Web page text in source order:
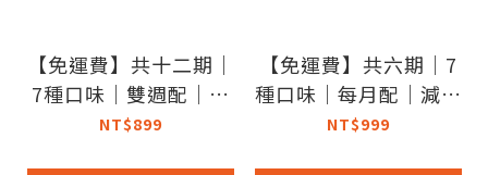
【免運費】共十二期｜
7種口味｜雙週配｜減
醣貝果定期購｜最低
NT$899
【免運費】共六期｜7
種口味｜每月配｜減醣
貝果定期購｜最低$69
NT$999